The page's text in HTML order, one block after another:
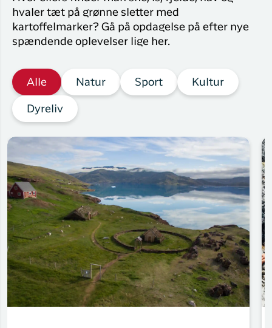
hvaler tæt på grønne sletter med
kartoffelmarker? Gå på opdagelse på efter nye
spændende oplevelser lige her.
Alle Natur Sport Kultur
Dyreliv